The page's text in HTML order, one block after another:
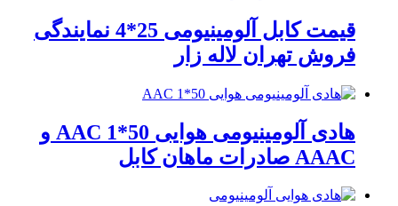
قیمت کابل آلومینیومی 25*4 نمایندگی
فروش تهران لاله زار
هادی آلومینیومی هوایی 50*1 AAC و
AAAC صادرات ماهان کابل